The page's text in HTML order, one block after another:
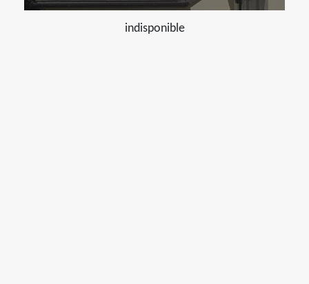
indisponible